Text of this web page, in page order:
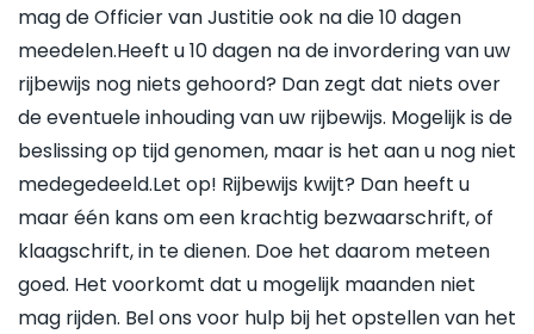
mag de Officier van Justitie ook na die 10 dagen
meedelen.Heeft u 10 dagen na de invordering van uw
rijbewijs nog niets gehoord? Dan zegt dat niets over
de eventuele inhouding van uw rijbewijs. Mogelijk is de
beslissing op tijd genomen, maar is het aan u nog niet
medegedeeld.Let op! Rijbewijs kwijt? Dan heeft u
maar één kans om een krachtig bezwaarschrift, of
klaagschrift, in te dienen. Doe het daarom meteen
goed. Het voorkomt dat u mogelijk maanden niet
mag rijden. Bel ons voor hulp bij het opstellen van het